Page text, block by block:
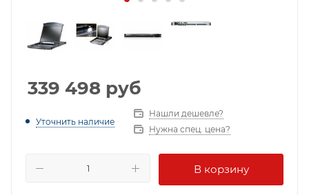
339 498 руб
Уточнить наличие
Нашли дешевле?
Нужна спец. цена?
В корзину